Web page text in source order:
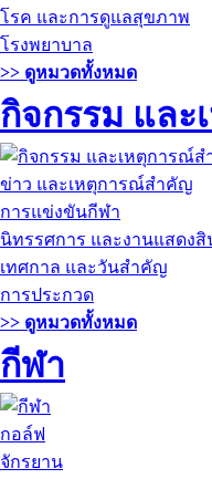
โรค และการดูแลสุขภาพ
โรงพยาบาล
>> ดูหมวดทั้งหมด
กิจกรรม แล
ข่าว และเหตุการณ์สำคัญ
การแข่งขันกีฬา
นิทรรศการ และงานแสดงสิ
เทศกาล และวันสำคัญ
การประกวด
>> ดูหมวดทั้งหมด
กีฬา
กอล์ฟ
จักรยาน